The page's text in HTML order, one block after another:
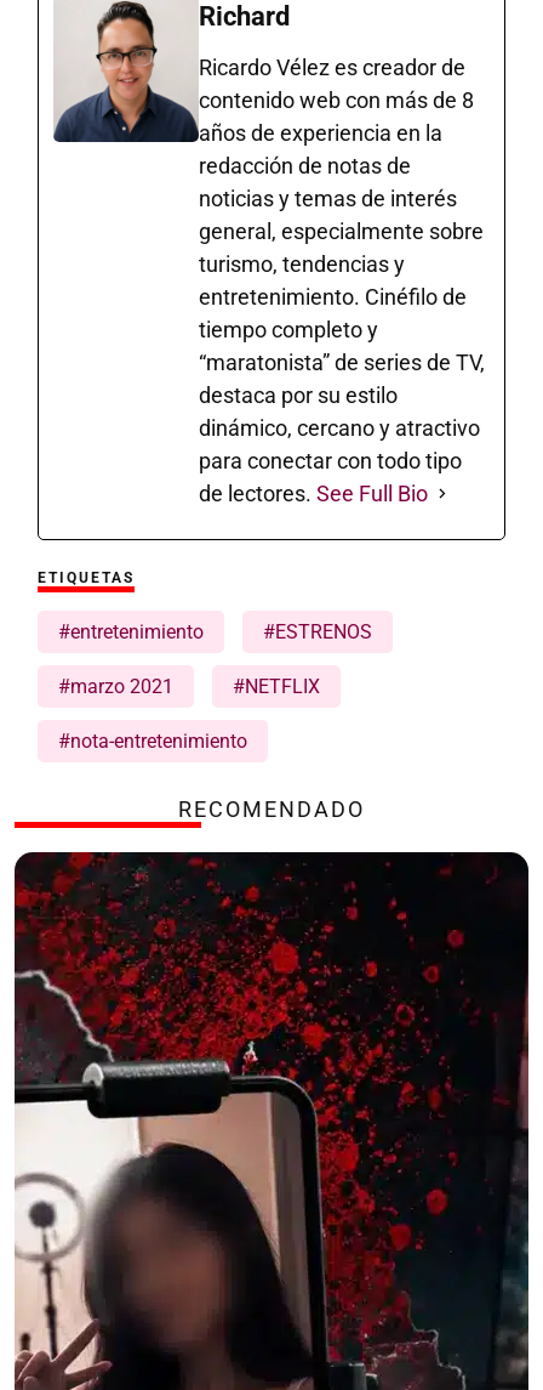
Richard
Ricardo Vélez es creador de
contenido web con más de 8
años de experiencia en la
redacción de notas de
noticias y temas de interés
general, especialmente sobre
turismo, tendencias y
entretenimiento. Cinéfilo de
tiempo completo y
“maratonista” de series de TV,
destaca por su estilo
dinámico, cercano y atractivo
para conectar con todo tipo
de lectores. See Full Bio
ETIQUETAS
#entretenimiento #ESTRENOS
#marzo 2021 #NETFLIX
#nota-entretenimiento
RECOMENDADO